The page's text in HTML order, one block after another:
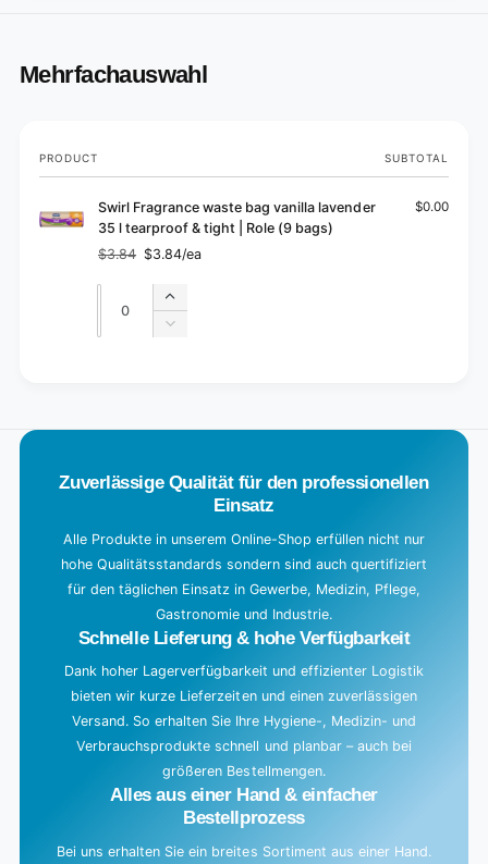
Mehrfachauswahl
Your
cart
PRODUCT SUBTOTAL
Swirl Fragrance waste bag vanilla lavender
35 l tearproof & tight | Role (9 bags)
Regular
price
$3.84
Sale
price
$3.84/ea
$0.00
Quantity
Increase
quantity
Decrease
a
Zuverlässige Qualität für den professionellen
Einsatz
Alle Produkte in unserem Online-Shop erfüllen nicht nur
hohe Qualitätsstandards sondern sind auch quertifiziert
für den täglichen Einsatz in Gewerbe, Medizin, Pflege,
Gastronomie und Industrie.
Schnelle Lieferung & hohe Verfügbarkeit
Dank hoher Lagerverfügbarkeit und effizienter Logistik
bieten wir kurze Lieferzeiten und einen zuverlässigen
Versand. So erhalten Sie Ihre Hygiene-, Medizin- und
Verbrauchsprodukte schnell und planbar – auch bei
größeren Bestellmengen.
Alles aus einer Hand & einfacher
Bestellprozess
Bei uns erhalten Sie ein breites Sortiment aus einer Hand.